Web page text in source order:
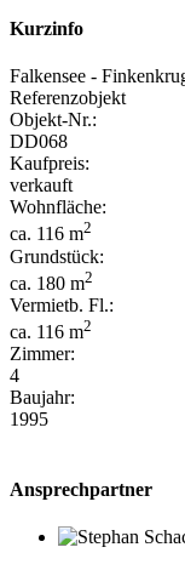
Kurzinfo
Falkensee -
Referenzobjekt
Objekt-Nr.:
DD068
Kaufpreis:
verkauft
Wohnfläche:
ca. 116 m2
Grundstück:
ca. 180 m2
Vermietb. Fl.:
ca. 116 m2
Zimmer:
4
Baujahr:
1995
Ansprechpartner